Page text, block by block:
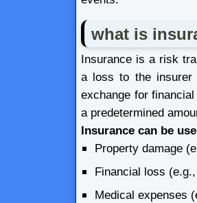
what is
Insurance is a risk
a loss to the insurer
exchange for
a predetermined
Insurance can be
Property damage
Financial loss
Medical expenses